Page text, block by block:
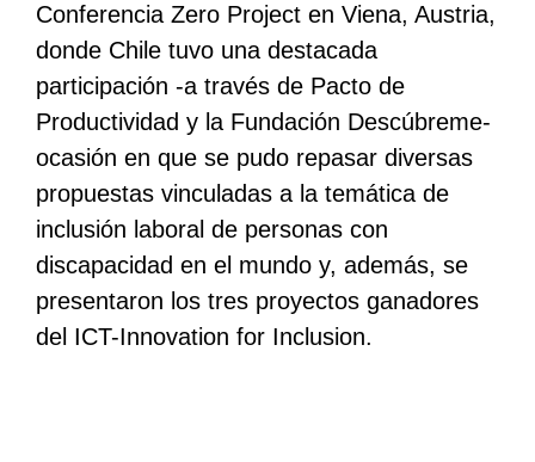
Conferencia Zero Project en Viena, Austria,
donde Chile tuvo una destacada
participación -a través de Pacto de
Productividad y la Fundación Descúbreme-
ocasión en que se pudo repasar diversas
propuestas vinculadas a la temática de
inclusión laboral de personas con
discapacidad en el mundo y, además, se
presentaron los tres proyectos ganadores
del ICT-Innovation for Inclusion.